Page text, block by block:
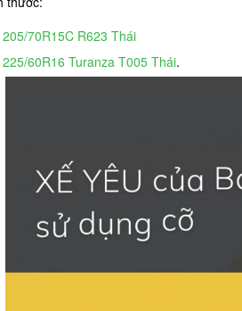
70R15C R623 Thái
60R16 Turanza T005 Thái.